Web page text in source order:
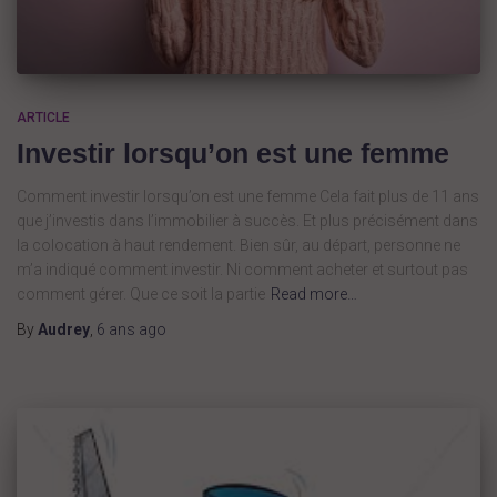
ARTICLE
Investir lorsqu’on est une femme
Comment investir lorsqu’on est une femme Cela fait plus de 11 ans
que j’investis dans l’immobilier à succès. Et plus précisément dans
la colocation à haut rendement. Bien sûr, au départ, personne ne
m’a indiqué comment investir. Ni comment acheter et surtout pas
comment gérer. Que ce soit la partie Read more…
By Audrey 6 ans ago